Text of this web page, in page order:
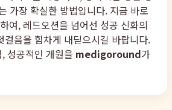
가장 확실한 방법입니다. 지금 바로
여, 레드오션을 넘어선 성공 신화의
걸음을 힘차게 내딛으시길 바랍니다.
성공적인 개원을 medigoround가